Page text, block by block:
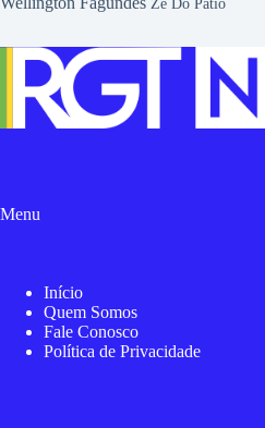
Zé Do Pátio
Menu
Início
Quem Somos
Fale Conosco
Política de Privacidade